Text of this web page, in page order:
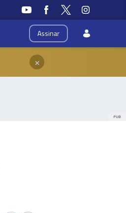
Assinar
×
PUB